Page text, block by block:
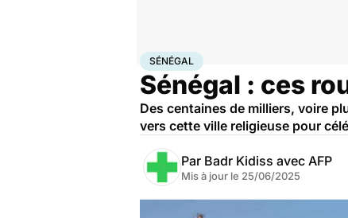
AccueilSanté Société
SÉNÉGAL
Sénégal : ces
Des centaines de milliers, voire
vers cette ville religieuse pour
Par Badr Kidiss avec AFP
Mis à jour le 25/06/2025